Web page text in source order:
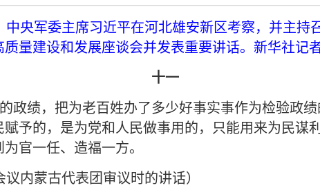
中央军委主席习近平在河北雄安新区考察，并主
量建设和发展座谈会并发表重要讲话。新华社记
十一
政绩，把为老百姓办了多少好事实事作为检验政
予的，是为党和人民做事用的，只能用来为民谋
官一任、造福一方。
内蒙古代表团审议时的讲话）